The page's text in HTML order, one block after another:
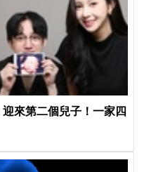
迎來第二個兒子！一家四